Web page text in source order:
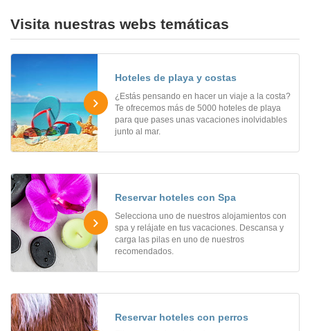
Visita nuestras webs temáticas
Hoteles de playa y costas
¿Estás pensando en hacer un viaje a la costa?
Te ofrecemos más de 5000 hoteles de playa
para que pases unas vacaciones inolvidables
junto al mar.
Reservar hoteles con Spa
Selecciona uno de nuestros alojamientos con
spa y relájate en tus vacaciones. Descansa y
carga las pilas en uno de nuestros
recomendados.
Reservar hoteles con perros